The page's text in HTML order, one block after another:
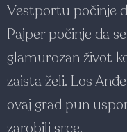
Vestportu počinje
Pajper počinje da
glamurozan život
zaista želi. Los
ovaj grad pun
zarobili srce.